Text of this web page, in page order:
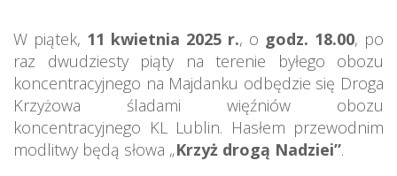
W piątek, 11 kwietnia 2025 r., o godz. 18.00, po
raz dwudziesty piąty na terenie byłego obozu
koncentracyjnego na Majdanku odbędzie się Droga
Krzyżowa śladami więźniów obozu
koncentracyjnego KL Lublin. Hasłem przewodnim
modlitwy będą słowa „Krzyż drogą Nadziei”.